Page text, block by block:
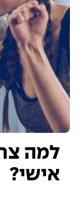
למה
אישי?